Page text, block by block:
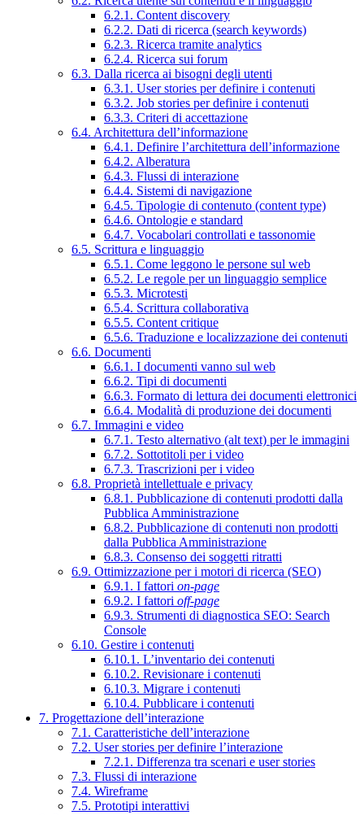
6.2.1. Content discovery
6.2.2. Dati di ricerca (search keywords)
6.2.3. Ricerca tramite analytics
6.2.4. Ricerca sui forum
6.3. Dalla ricerca ai bisogni degli utenti
6.3.1. User stories per definire i contenuti
6.3.2. Job stories per definire i contenuti
6.3.3. Criteri di accettazione
6.4. Architettura dell’informazione
6.4.1. Definire l’architettura dell’informazione
6.4.2. Alberatura
6.4.3. Flussi di interazione
6.4.4. Sistemi di navigazione
6.4.5. Tipologie di contenuto (content type)
6.4.6. Ontologie e standard
6.4.7. Vocabolari controllati e tassonomie
6.5. Scrittura e linguaggio
6.5.1. Come leggono le persone sul web
6.5.2. Le regole per un linguaggio semplice
6.5.3. Microtesti
6.5.4. Scrittura collaborativa
6.5.5. Content critique
6.5.6. Traduzione e localizzazione dei contenuti
6.6. Documenti
6.6.1. I documenti vanno sul web
6.6.2. Tipi di documenti
6.6.3. Formato di lettura dei documenti elettronici
6.6.4. Modalità di produzione dei documenti
6.7. Immagini e video
6.7.1. Testo alternativo (alt text) per le immagini
6.7.2. Sottotitoli per i video
6.7.3. Trascrizioni per i video
6.8. Proprietà intellettuale e privacy
6.8.1. Pubblicazione di contenuti prodotti dalla
Pubblica Amministrazione
6.8.2. Pubblicazione di contenuti non prodotti
dalla Pubblica Amministrazione
6.8.3. Consenso dei soggetti ritratti
6.9. Ottimizzazione per i motori di ricerca (SEO)
6.9.1. I fattori on-page
6.9.2. I fattori off-page
6.9.3. Strumenti di diagnostica SEO: Search
Console
6.10. Gestire i contenuti
6.10.1. L’inventario dei contenuti
6.10.2. Revisionare i contenuti
6.10.3. Migrare i contenuti
6.10.4. Pubblicare i contenuti
7. Progettazione dell’interazione
7.1. Caratteristiche dell’interazione
7.2. User stories per definire l’interazione
7.2.1. Differenza tra scenari e user stories
7.3. Flussi di interazione
7.4. Wireframe
7.5. Prototipi interattivi